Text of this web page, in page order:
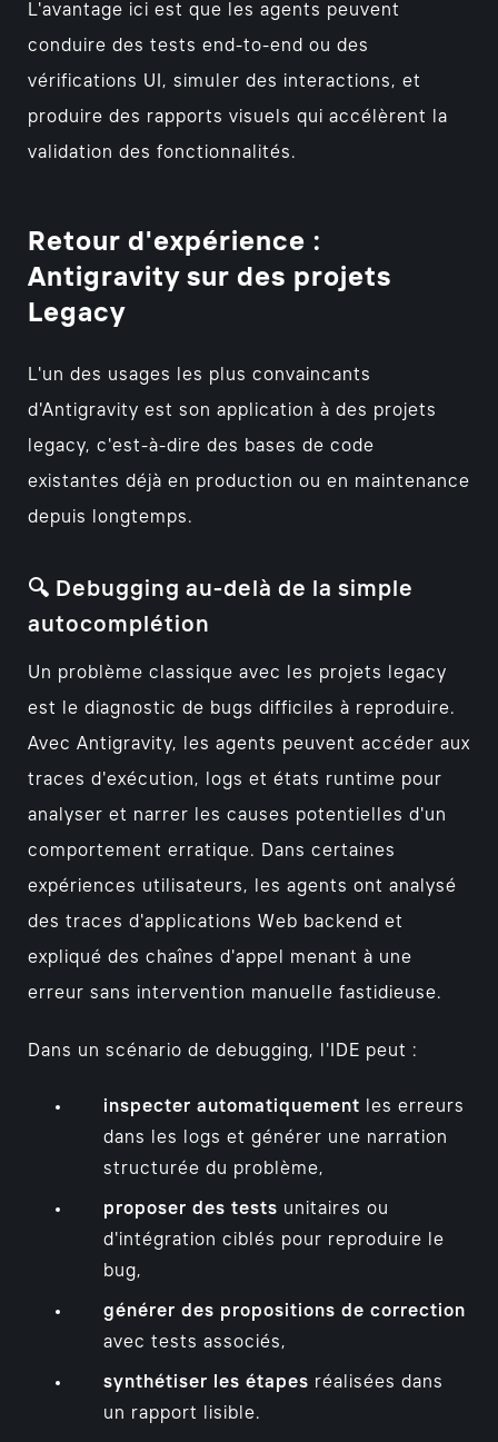
L'avantage ici est que les agents peuvent
conduire des tests end-to-end ou des
vérifications UI, simuler des interactions, et
produire des rapports visuels qui accélèrent la
validation des fonctionnalités.
Retour d'expérience :
Antigravity sur des projets
Legacy
L'un des usages les plus convaincants
d'Antigravity est son application à des projets
legacy, c'est-à-dire des bases de code
existantes déjà en production ou en maintenance
depuis longtemps.
🔍 Debugging au-delà de la simple
autocomplétion
Un problème classique avec les projets legacy
est le diagnostic de bugs difficiles à reproduire.
Avec Antigravity, les agents peuvent accéder aux
traces d'exécution, logs et états runtime pour
analyser et narrer les causes potentielles d'un
comportement erratique. Dans certaines
expériences utilisateurs, les agents ont analysé
des traces d'applications Web backend et
expliqué des chaînes d'appel menant à une
erreur sans intervention manuelle fastidieuse.
Dans un scénario de debugging, l'IDE peut :
inspecter automatiquement les erreurs
dans les logs et générer une narration
structurée du problème,
proposer des tests unitaires ou
d'intégration ciblés pour reproduire le
bug,
générer des propositions de correction
avec tests associés,
synthétiser les étapes réalisées dans
un rapport lisible.